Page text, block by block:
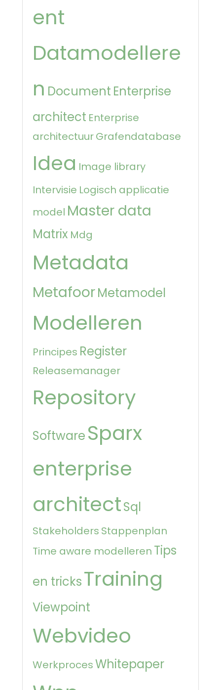
ent
Datamodellere
n Document Enterprise
architect Enterprise
architectuurGrafendatabase
Idea Image library
Intervisie Logisch applicatie
model Master data
Matrix Mdg
Metadata
MetafoorMetamodel
Modelleren
Principes Register
Releasemanager
Repository
Software Sparx
enterprise
architectSql
Stakeholders Stappenplan
Time aware modelleren Tips
en tricksTraining
Viewpoint
Webvideo
WerkprocesWhitepaper